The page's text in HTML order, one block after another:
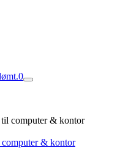
0
til computer & kontor
computer & kontor